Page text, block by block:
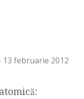
13 februarie 2012